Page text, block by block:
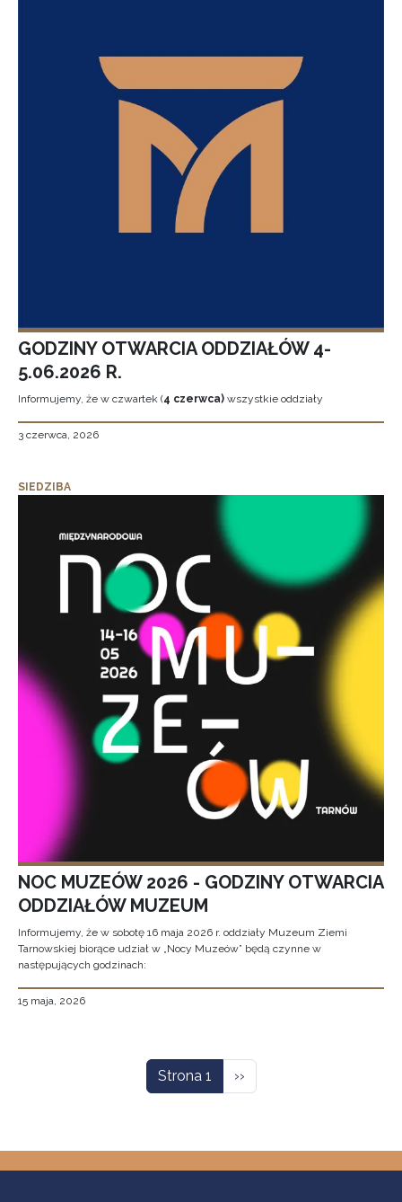
GODZINY OTWARCIA ODDZIAŁÓW 4-
5.06.2026 R.
Informujemy, że w czwartek (4 czerwca) wszystkie oddziały
3 czerwca, 2026
SIEDZIBA
NOC MUZEÓW 2026 - GODZINY OTWARCIA
ODDZIAŁÓW MUZEUM
Informujemy, że w sobotę 16 maja 2026 r. oddziały Muzeum Ziemi
Tarnowskiej biorące udział w „Nocy Muzeów” będą czynne w
następujących godzinach:
15 maja, 2026
Strona 1 Następna strona
››